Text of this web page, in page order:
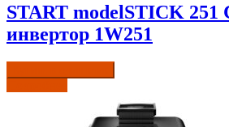
START modelSTICK
инвертор 1W251